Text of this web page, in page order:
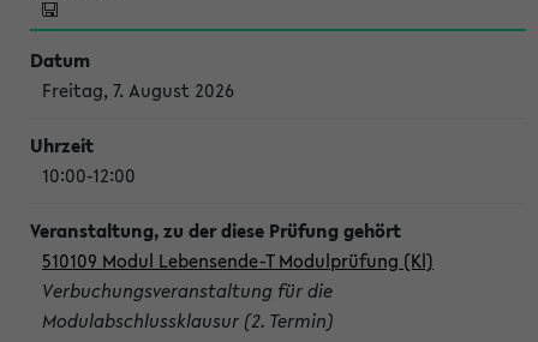
Freitag, 7. August 2026
10:00-12:00
510109 Modul Lebensende-T Modulprüfung (Kl)
Verbuchungsveranstaltung für die
Modulabschlussklausur (2. Termin)